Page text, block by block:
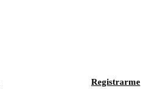
Registrarme